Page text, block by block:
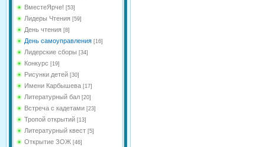
ВместеЯрче! [53]
Лидеры Чтения [59]
День чтения [8]
День самоуправления [16]
Лидерские сборы [34]
Конкурс [19]
Рисунки детей [30]
Имени Карбышева [17]
Литературный бал [20]
Встреча с кадетами [23]
Тропой открытий [13]
Литературный квест [5]
Открытие ЗОЖ [46]